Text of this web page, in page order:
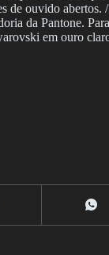
de ouvido
da Pantone.
em ouro